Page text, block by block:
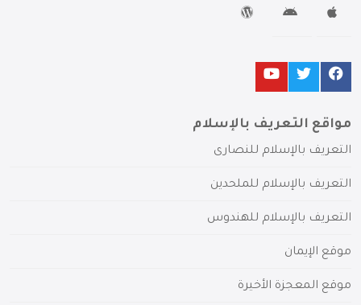
مواقع التعريف بالإسلام
التعريف بالإسلام للنصارى
التعريف بالإسلام للملحدين
التعريف بالإسلام للهندوس
موقع الإيمان
موقع المعجزة الأخيرة